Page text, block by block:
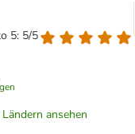
5: 5/5
ansehen